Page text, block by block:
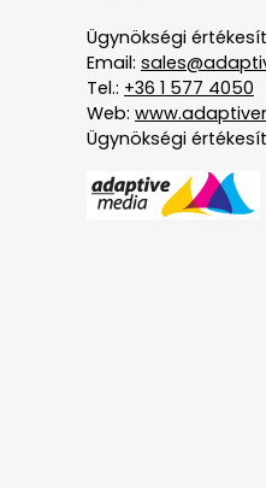
Ügynökségi
Email:
Tel.: +36 1 577 4050
Web:
Ügynökségi